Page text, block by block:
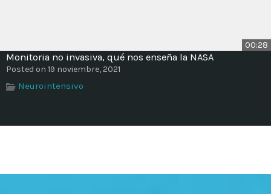
00:28
Monitoria no invasiva, qué nos enseña la NASA
Posted on 19 noviembre, 2021
Neurointensivo